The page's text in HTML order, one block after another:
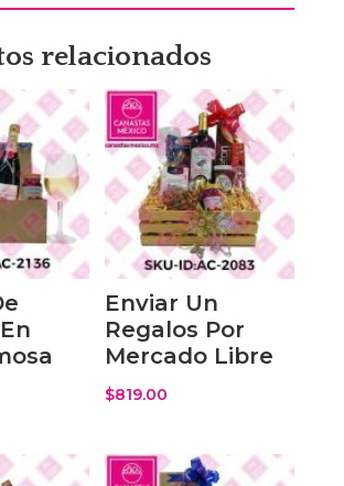
relacionados
Enviar Un
Regalos Por
Mercado Libre
$819.00